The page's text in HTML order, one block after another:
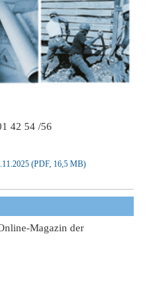
42 54 /56
(PDF, 16,5 MB)
Magazin der